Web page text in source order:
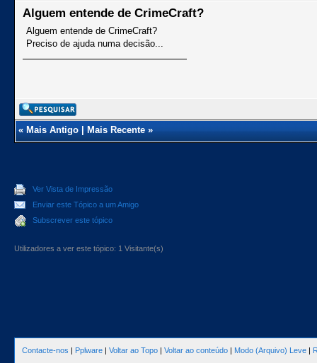
Alguem entende de CrimeCraft?
Alguem entende de CrimeCraft?
Preciso de ajuda numa decisão...
«Mais Antigo|Mais Recente»
Ver Vista de Impressão
Enviar este Tópico a um Amigo
Subscrever este tópico
Utilizadores a ver este tópico: 1 Visitante(s)
Contacte-nos | Pplware | Voltar ao Topo | Voltar ao conteúdo | Modo (Arquivo) Leve |